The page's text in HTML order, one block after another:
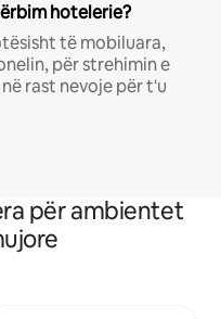
hotelerie?
të mobiluara,
për strehimin e
rast nevoje për t'u
për ambientet